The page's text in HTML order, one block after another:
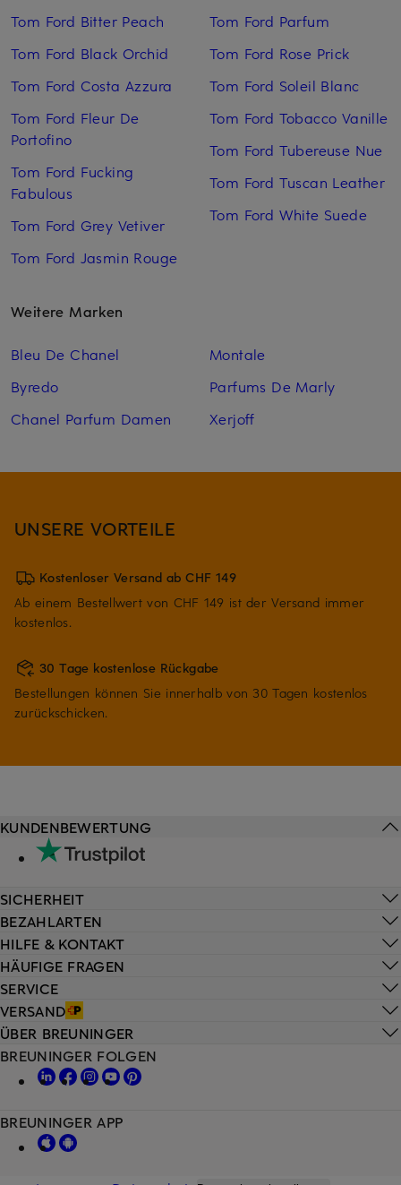
Tom Ford Bitter Peach
Tom Ford Black Orchid
Tom Ford Costa Azzura
Tom Ford Fleur De
Portofino
Tom Ford Fucking
Fabulous
Tom Ford Grey Vetiver
Tom Ford Jasmin Rouge
Tom Ford Parfum
Tom Ford Rose Prick
Tom Ford Soleil Blanc
Tom Ford Tobacco Vanille
Tom Ford Tubereuse Nue
Tom Ford Tuscan Leather
Tom Ford White Suede
Weitere Marken
Bleu De Chanel
Byredo
Chanel Parfum Damen
Montale
Parfums De Marly
Xerjoff
UNSERE VORTEILE
Kostenloser Versand ab CHF 149
Ab einem Bestellwert von CHF 149 ist der Versand immer
kostenlos.
30 Tage kostenlose Rückgabe
Bestellungen können Sie innerhalb von 30 Tagen kostenlos
zurückschicken.
HILFE & KONTAKT
HÄUFIGE FRAGEN
SERVICE
VERSAND
KUNDENBEWERTUNG
SICHERHEIT
BEZAHLARTEN
ÜBER BREUNINGER
BREUNINGER FOLGEN
BREUNINGER APP